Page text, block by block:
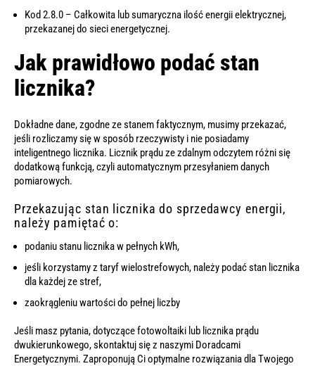
Kod 2.8.0 – Całkowita lub sumaryczna ilość energii elektrycznej,
przekazanej do sieci energetycznej.
Jak prawidłowo podać stan
licznika?
Dokładne dane, zgodne ze stanem faktycznym, musimy przekazać,
jeśli rozliczamy się w sposób rzeczywisty i nie posiadamy
inteligentnego licznika. Licznik prądu ze zdalnym odczytem różni się
dodatkową funkcją, czyli automatycznym przesyłaniem danych
pomiarowych.
Przekazując stan licznika do sprzedawcy energii,
należy pamiętać o:
podaniu stanu licznika w pełnych kWh,
jeśli korzystamy z taryf wielostrefowych, należy podać stan licznika
dla każdej ze stref,
zaokrągleniu wartości do pełnej liczby
Jeśli masz pytania, dotyczące fotowoltaiki lub licznika prądu
dwukierunkowego, skontaktuj się z naszymi Doradcami
Energetycznymi. Zaproponują Ci optymalne rozwiązania dla Twojego